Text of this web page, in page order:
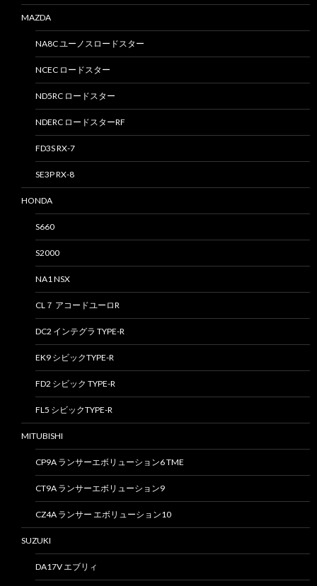
MAZDA
NA8C ユーノスロードスター
NCEC ロードスター
ND5RC ロードスター
NDERC ロードスターRF
FD3S RX-7
SE3P RX-8
HONDA
S660
S2000
NA1 NSX
CL７ アコードユーロR
DC2 インテグラ TYPE-R
EK9 シビックTYPE-R
FD2 シビック TYPE-R
FL5 シビックTYPE-R
MITUBISHI
CP9A ランサーエボリューション6 TME
CT9A ランサーエボリューション9
CZ4A ランサー エボリューション10
SUZUKI
DA17V エブリィ